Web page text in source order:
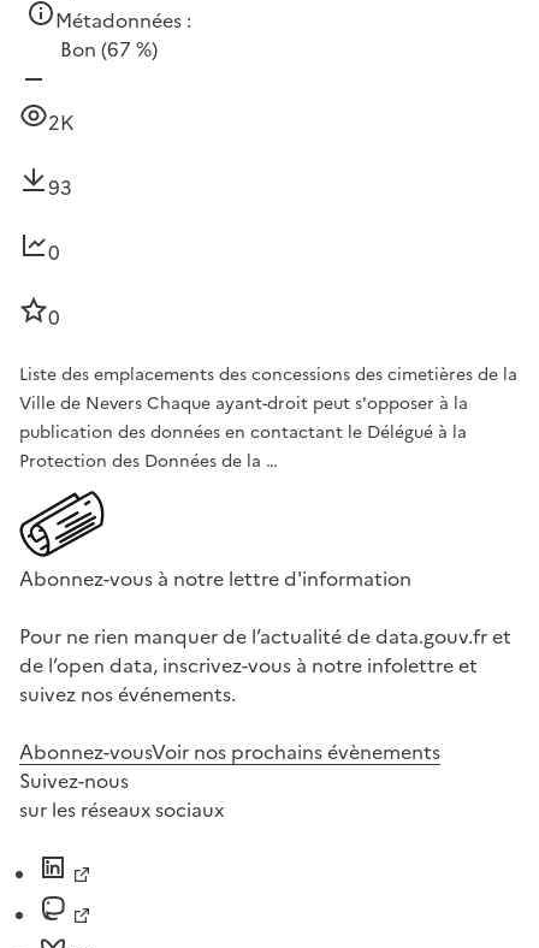
Métadonnées :
Bon (67 %)
2K
93
0
0
Liste des emplacements des concessions des cimetières de la
Ville de Nevers Chaque ayant-droit peut s'opposer à la
publication des données en contactant le Délégué à la
Protection des Données de la …
Abonnez-vous à notre lettre d'information
Pour ne rien manquer de l’actualité de data.gouv.fr et
de l’open data, inscrivez-vous à notre infolettre et
suivez nos événements.
Abonnez-vousVoir nos prochains évènements
Suivez-nous
sur les réseaux sociaux